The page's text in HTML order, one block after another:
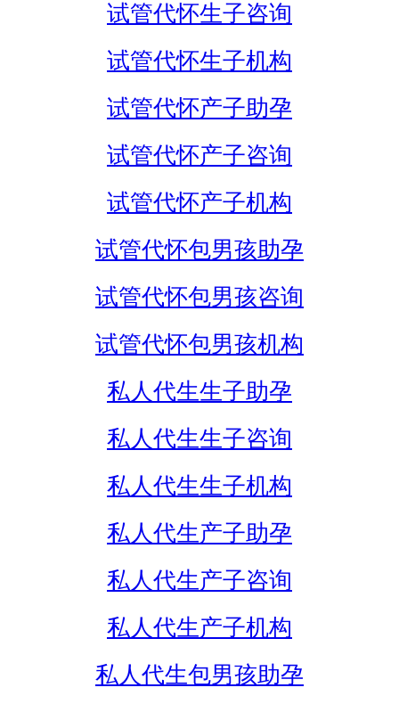
试管代怀生子咨询
试管代怀生子机构
试管代怀产子助孕
试管代怀产子咨询
试管代怀产子机构
试管代怀包男孩助孕
试管代怀包男孩咨询
试管代怀包男孩机构
私人代生生子助孕
私人代生生子咨询
私人代生生子机构
私人代生产子助孕
私人代生产子咨询
私人代生产子机构
私人代生包男孩助孕